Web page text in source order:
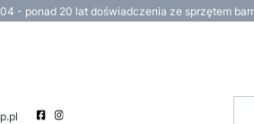
- ponad 20 lat doświadczenia ze sprzętem